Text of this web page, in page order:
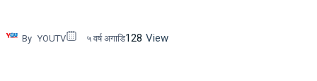
By YOUTV ५ वर्ष अगाडि128 View